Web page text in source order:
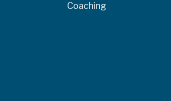
Coaching